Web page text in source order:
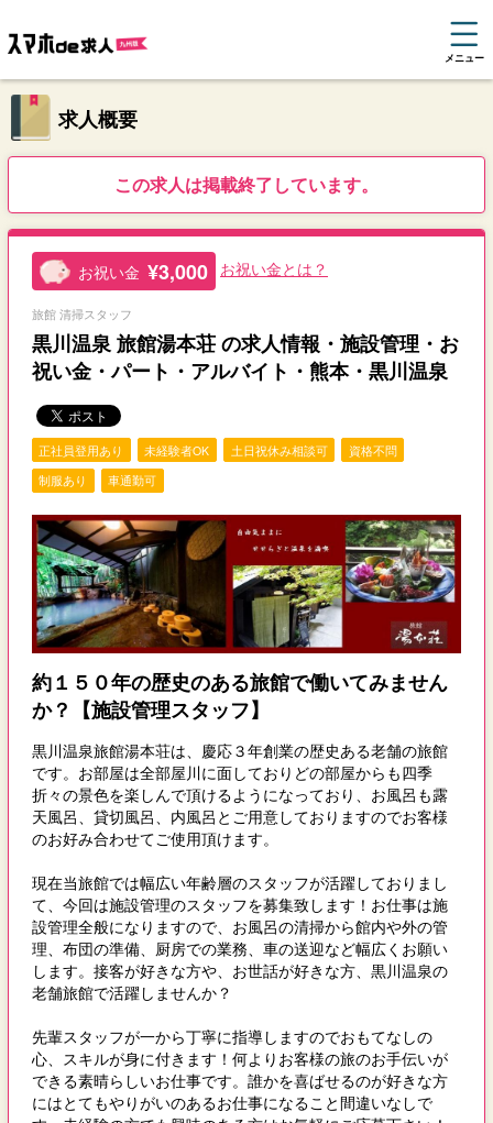
メニュー
求人概要
この求人は掲載終了しています。
お祝い金 ¥3,000 お祝い金とは？
旅館 清掃スタッフ
黒川温泉 旅館湯本荘 の求人情報・施設管理・お
祝い金・パート・アルバイト・熊本・黒川温泉
正社員登用あり 未経験者OK 土日祝休み相談可
資格不問
制服あり
車通勤可
約１５０年の歴史のある旅館で働いてみません
か？【施設管理スタッフ】
黒川温泉旅館湯本荘は、慶応３年創業の歴史ある老舗の旅館
です。お部屋は全部屋川に面しておりどの部屋からも四季
折々の景色を楽しんで頂けるようになっており、お風呂も露
天風呂、貸切風呂、内風呂とご用意しておりますのでお客様
のお好み合わせてご使用頂けます。
現在当旅館では幅広い年齢層のスタッフが活躍しておりまし
て、今回は施設管理のスタッフを募集致します！お仕事は施
設管理全般になりますので、お風呂の清掃から館内や外の管
理、布団の準備、厨房での業務、車の送迎など幅広くお願い
します。接客が好きな方や、お世話が好きな方、黒川温泉の
老舗旅館で活躍しませんか？
先輩スタッフが一から丁寧に指導しますのでおもてなしの
心、スキルが身に付きます！何よりお客様の旅のお手伝いが
できる素晴らしいお仕事です。誰かを喜ばせるのが好きな方
にはとてもやりがいのあるお仕事になること間違いなしで